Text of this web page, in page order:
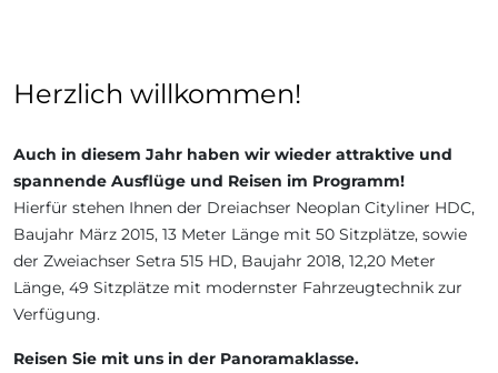
Herzlich willkommen!
Auch in diesem Jahr haben wir wieder attraktive und
spannende Ausflüge und Reisen im Programm!
Hierfür stehen Ihnen der Dreiachser Neoplan Cityliner HDC,
Baujahr März 2015, 13 Meter Länge mit 50 Sitzplätze, sowie
der Zweiachser Setra 515 HD, Baujahr 2018, 12,20 Meter
Länge, 49 Sitzplätze mit modernster Fahrzeugtechnik zur
Verfügung.
Reisen Sie mit uns in der Panoramaklasse.